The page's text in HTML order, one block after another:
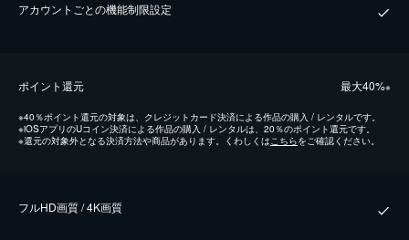
アカウントごとの機能制限設定
ポイント還元 最⼤40%※
※40％ポイント還元の対象は、クレジットカード決済による作品の購入 / レンタルです。
※iOSアプリのUコイン決済による作品の購入 / レンタルは、20％のポイント還元です。
※還元の対象外となる決済方法や商品があります。くわしくはこちらをご確認ください。
フルHD画質 / 4K画質